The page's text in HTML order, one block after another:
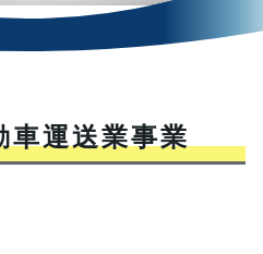
車運送業事業